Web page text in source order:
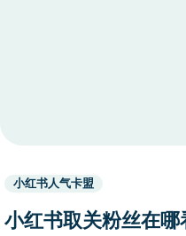
Used
before
names.
小红书人气卡盟
小红书取关粉丝在